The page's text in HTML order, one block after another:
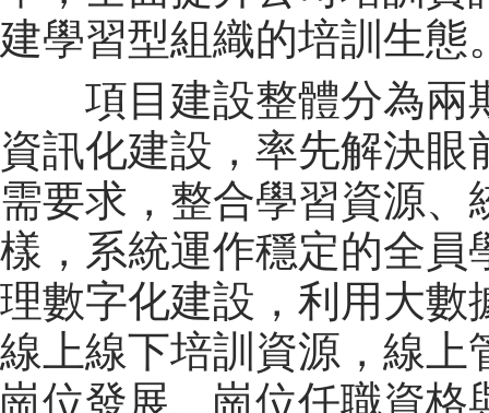
建學習型組織的培訓生態
項目建設整體分為兩
資訊化建設，率先解決
需要求，整合學習資源
樣，系統運作穩定的全員
理數字化建設， 利用大數
線上線下培訓資源，線上
崗位發展、崗位任職資